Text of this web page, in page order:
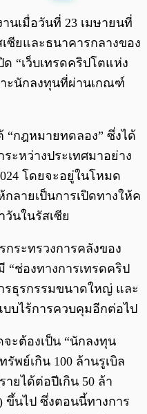
นเมื่อวันที่ 23 เมษายนที่
ซียและธนาคารกลางของ
“เว็บเทรดคริปโตแห่ง
ะนักลงทุนที่ผ่านเกณฑ์
กฎหมายทดลอง” ซึ่งได้
ะหว่างประเทศมาอย่าง
โดยจะอยู่ในโหมด
ลายเป็นการเปิดทางให้ค
นในรัสเซีย
กระทรวงการคลังของ
“ช่องทางการเทรดคริป
รธุรกรรมขนาดใหญ่ และ
บไร้การควบคุมอีกต่อไป
ะต้องเป็น “นักลงทุน
พย์เกิน 100 ล้านรูเบิล
ยได้ต่อปีเกิน 50 ล้า
ขึ้นไป ซึ่งตอนนี้ทางการ